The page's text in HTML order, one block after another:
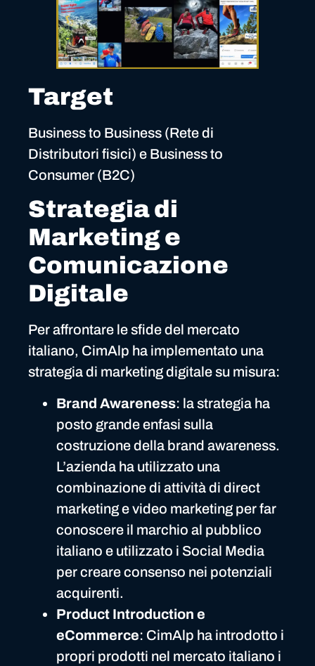
Target
Business to Business (Rete di
Distributori fisici) e Business to
Consumer (B2C)
Strategia di
Marketing e
Comunicazione
Digitale
Per affrontare le sfide del mercato
italiano, CimAlp ha implementato una
strategia di marketing digitale su misura:
Brand Awareness: la strategia ha
posto grande enfasi sulla
costruzione della brand awareness.
L’azienda ha utilizzato una
combinazione di attività di direct
marketing e video marketing per far
conoscere il marchio al pubblico
italiano e utilizzato i Social Media
per creare consenso nei potenziali
acquirenti.
Product Introduction e
eCommerce: CimAlp ha introdotto i
propri prodotti nel mercato italiano i